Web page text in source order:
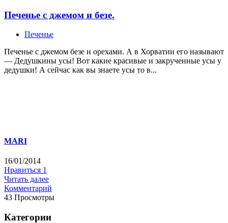
Печенье с джемом и безе.
Печенье
Печенье с джемом безе и орехами. А в Хорватии его называют
— Дедушкины усы! Вот какие красивые и закрученные усы у
дедушки! А сейчас как вы знаете усы то в...
MARI
16/01/2014
Нравиться 1
Читать далее
Комментарий
43 Просмотры
Категории